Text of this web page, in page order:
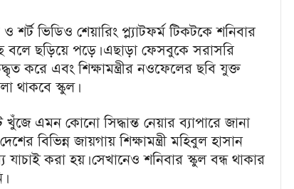
ভিডিও শেয়ারিং প্ল্যাটফর্ম টিকটকে শনিবার
বলে ছড়িয়ে পড়ে। এছাড়া ফেসবুকে সরাসরি
করে এবং শিক্ষামন্ত্রীর নওফেলের ছবি যুক্ত
থাকবে স্কুল।
খুঁজে এমন কোনো সিদ্ধান্ত নেয়ার ব্যাপারে জানা
বিভিন্ন জায়গায় শিক্ষামন্ত্রী মহিবুল হাসান
করা হয়। সেখানেও শনিবার স্কুল বন্ধ থাকার